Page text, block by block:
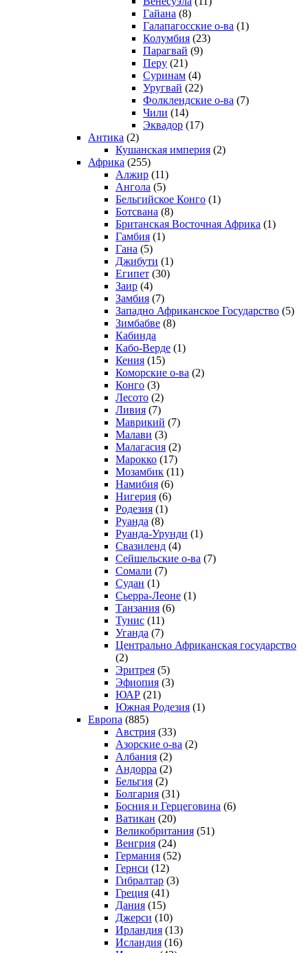
Гайана (8)
Галапагосские о-ва (1)
Колумбия (23)
Парагвай (9)
Перу (21)
Суринам (4)
Уругвай (22)
Фолклендские о-ва (7)
Чили (14)
Эквадор (17)
Антика (2)
Кушанская империя (2)
Африка (255)
Алжир (11)
Ангола (5)
Бельгийское Конго (1)
Ботсвана (8)
Британская Восточная Африка (1)
Гамбия (1)
Гана (5)
Джибути (1)
Египет (30)
Заир (4)
Замбия (7)
Западно Африканское Государство (5)
Зимбабве (8)
Кабинда
Кабо-Верде (1)
Кения (15)
Коморские о-ва (2)
Конго (3)
Лесото (2)
Ливия (7)
Маврикий (7)
Малави (3)
Малагасия (2)
Марокко (17)
Мозамбик (11)
Намибия (6)
Нигерия (6)
Родезия (1)
Руанда (8)
Руанда-Урунди (1)
Свазиленд (4)
Сейшельские о-ва (7)
Сомали (7)
Судан (1)
Сьерра-Леоне (1)
Танзания (6)
Тунис (11)
Уганда (7)
Центрально Африканская государство
(2)
Эритрея (5)
Эфиопия (3)
ЮАР (21)
Южная Родезия (1)
Европа (885)
Австрия (33)
Азорские о-ва (2)
Албания (2)
Андорра (2)
Бельгия (2)
Болгария (31)
Босния и Герцеговина (6)
Ватикан (20)
Великобритания (51)
Венгрия (24)
Германия (52)
Гернси (12)
Гибралтар (3)
Греция (41)
Дания (15)
Джерси (10)
Ирландия (13)
Исландия (16)